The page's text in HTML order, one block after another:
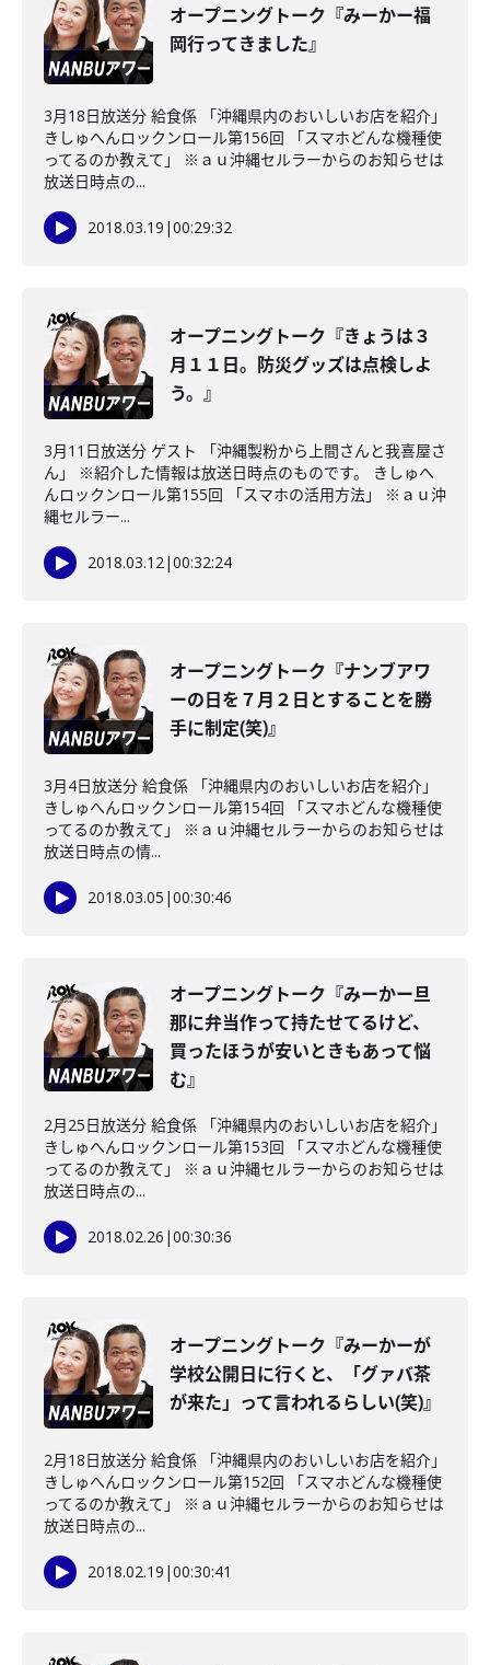
オープニングトーク『みーかー福
岡行ってきました』
3月18日放送分 給食係 「沖縄県内のおいしいお店を紹介」
きしゅへんロックンロール第156回 「スマホどんな機種使
ってるのか教えて」 ※ａｕ沖縄セルラーからのお知らせは
放送日時点の...
2018.03.19 |00:29:32
オープニングトーク『きょうは３
月１１日。防災グッズは点検しよ
う。』
3月11日放送分 ゲスト 「沖縄製粉から上間さんと我喜屋さ
ん」 ※紹介した情報は放送日時点のものです。 きしゅへ
んロックンロール第155回 「スマホの活用方法」 ※ａｕ沖
縄セルラー...
2018.03.12|00:32:24
オープニングトーク『ナンブアワ
ーの日を７月２日とすることを勝
手に制定(笑)』
3月4日放送分 給食係 「沖縄県内のおいしいお店を紹介」
きしゅへんロックンロール第154回 「スマホどんな機種使
ってるのか教えて」 ※ａｕ沖縄セルラーからのお知らせは
放送日時点の情...
2018.03.05 |00:30:46
オープニングトーク『みーかー旦
那に弁当作って持たせてるけど、
買ったほうが安いときもあって悩
む』
2月25日放送分 給食係 「沖縄県内のおいしいお店を紹介」
きしゅへんロックンロール第153回 「スマホどんな機種使
ってるのか教えて」 ※ａｕ沖縄セルラーからのお知らせは
放送日時点の...
2018.02.26 |00:30:36
オープニングトーク『みーかーが
学校公開日に行くと、「グァバ茶
が来た」って言われるらしい(笑)』
2月18日放送分 給食係 「沖縄県内のおいしいお店を紹介」
きしゅへんロックンロール第152回 「スマホどんな機種使
ってるのか教えて」 ※ａｕ沖縄セルラーからのお知らせは
放送日時点の...
2018.02.19 |00:30:41